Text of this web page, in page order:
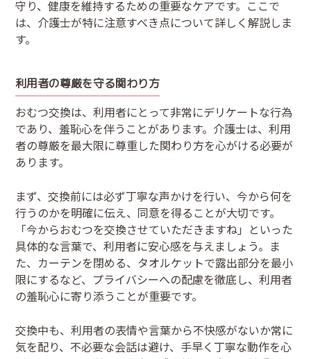
守り、健康を維持するための重要なケアです。ここで
は、介護士が特に注意すべき点について詳しく解説しま
す。
利用者の尊厳を守る関わり方
おむつ交換は、利用者にとって非常にデリケートな行為
であり、羞恥心を伴うことがあります。介護士は、利用
者の尊厳を最大限に尊重した関わり方を心がける必要が
あります。
まず、交換前には必ず丁寧な声かけを行い、今から何を
行うのかを明確に伝え、同意を得ることが大切です。
「今からおむつを交換させていただきますね」といった
具体的な言葉で、利用者に安心感を与えましょう。ま
た、カーテンを閉める、タオルケットで露出部分を最小
限にするなど、プライバシーへの配慮を徹底し、利用者
の羞恥心に寄り添うことが重要です。
交換中も、利用者の表情や言葉から不快感がないか常に
気を配り、不必要な会話は避け、手早く丁寧な動作を心